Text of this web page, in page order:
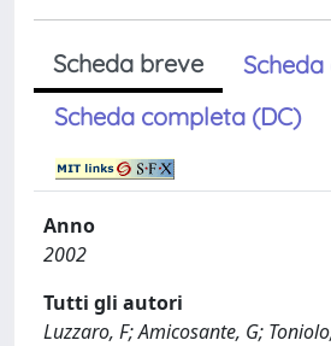
Scheda breve
Scheda completa (DC)
Anno
2002
Tutti gli autori
Luzzaro, F; Amicosante, G;